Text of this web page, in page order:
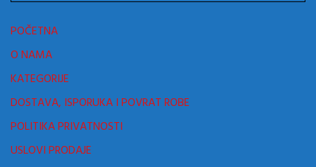
POČETNA
O NAMA
KATEGORIJE
DOSTAVA, ISPORUKA I POVRAT ROBE
POLITIKA PRIVATNOSTI
USLOVI PRODAJE